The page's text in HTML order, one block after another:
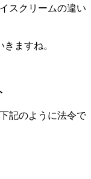
スクリームの違い
ますね。
記のように法令で